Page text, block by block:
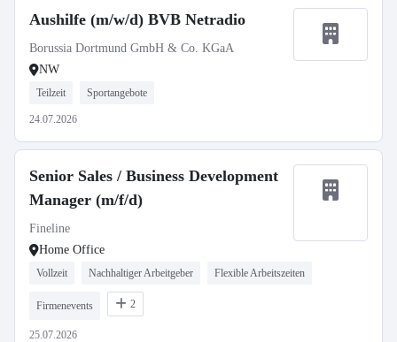
Aushilfe (m/w/d) BVB Netradio
Borussia Dortmund GmbH & Co. KGaA
NW
Teilzeit Sportangebote
24.07.2026
Senior Sales / Business Development
Manager (m/f/d)
Fineline
Home Office
Vollzeit Nachhaltiger Arbeitgeber Flexible Arbeitszeiten
Firmenevents 2
25.07.2026